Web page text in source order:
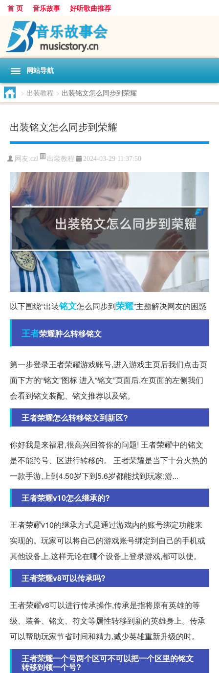
首 页 音乐故事 好听歌曲推荐
网站导航
> 出装教程 > 出装铭文怎么同步到荣耀
出装铭文怎么同步到荣耀
网友:czl 出装教程 2024-03-29 11:37:50
以下围绕“出装铭文怎么同步到荣耀”主题解决网友的困惑
王者荣耀肿么转移铭文
第一步登录王者荣耀游戏账号,进入游戏主页后我们点击页
面下方的“铭文”图标 进入“铭文”页面后,在页面的左侧我们
会看到铭文装配、铭文推荐以及铭。
王者荣耀怎么转移铭文到新区?
你好我是来福君,很高兴回答你的问题! 王者荣耀中的铭文
是不能跨号、区进行转移的。 王者荣耀是当下十分火热的
一款手游,上到4.50岁下到5.6岁都能找到玩家;游...
王者荣耀v10怎么继承的?
王者荣耀v10的继承方式是通过游戏内的账号绑定功能来
实现的。玩家可以将自己的游戏账号绑定到自己的手机或
其他设备上,这样无论在哪个设备上登录游戏,都可以使。
王者荣耀v8可以传承吗?
王者荣耀v8可以进行传承操作,传承是指将原有英雄的等
级、装备、铭文、符文等属性转移到新的英雄身上。传承
可以帮助玩家节省时间和精力,减少英雄重新升级的时。
王者荣耀一个号两个区可不可以把一个区里的铭文
转移到领一个号?